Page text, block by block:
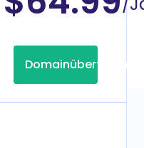
Domainübertragung